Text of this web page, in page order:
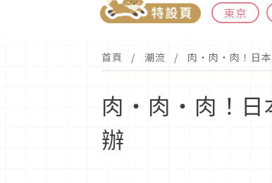
東京
首頁 潮流 肉・肉・肉！日
肉・肉・肉！
辦